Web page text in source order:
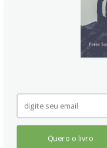
Quero o livro